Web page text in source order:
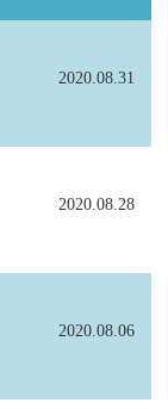
2020.08.31
2020.08.28
2020.08.06